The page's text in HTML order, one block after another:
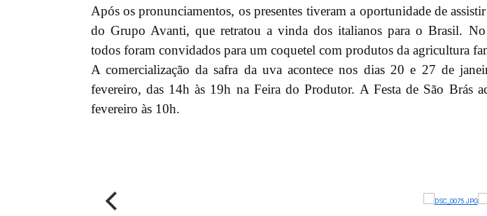
Após os pronunciamentos, os presentes tiveram a oportunidade de assistir
do Grupo Avanti, que retratou a vinda dos italianos para o Brasil.
todos foram convidados para um coquetel com produtos da agricultura
A comercialização da safra da uva acontece nos dias 20 e 27 de
fevereiro, das 14h às 19h na Feira do Produtor. A Festa de São Brás
fevereiro às 10h.